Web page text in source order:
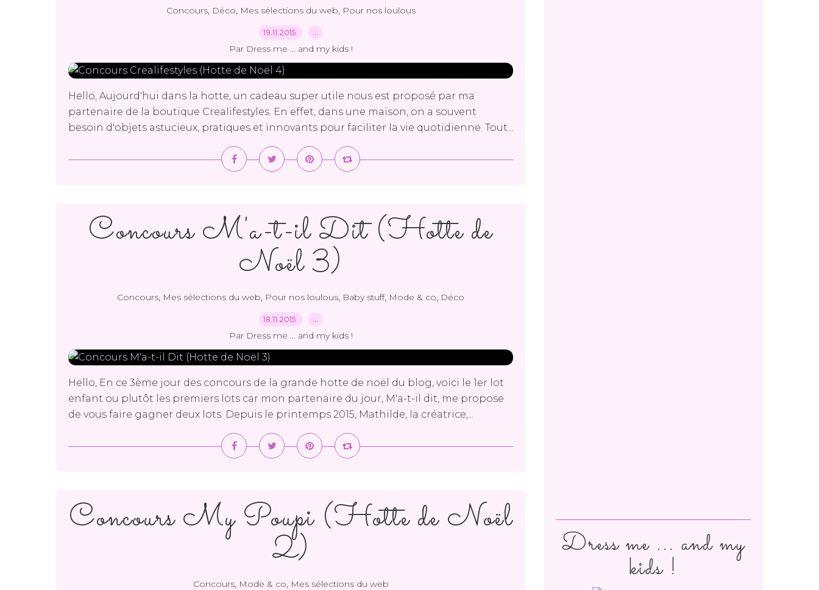
Concours, Déco, Mes sélections du web, Pour nos loulous
19.11.2015 …
Par Dress me ... and my kids !
Hello, Aujourd'hui dans la hotte, un cadeau super utile nous est proposé par ma
partenaire de la boutique Crealifestyles. En effet, dans une maison, on a souvent
besoin d'objets astucieux, pratiques et innovants pour faciliter la vie quotidienne. Tout...
Concours M'a-t-il Dit (Hotte de
Noël 3)
Concours, Mes sélections du web, Pour nos loulous, Baby stuff, Mode & co, Déco
18.11.2015 …
Par Dress me ... and my kids !
Hello, En ce 3ème jour des concours de la grande hotte de noël du blog, voici le 1er lot
enfant ou plutôt les premiers lots car mon partenaire du jour, M'a-t-il dit, me propose
de vous faire gagner deux lots. Depuis le printemps 2015, Mathilde, la créatrice,...
Concours My Poupi (Hotte de Noël
2)
Concours, Mode & co, Mes sélections du web
Dress me ... and my
kids !